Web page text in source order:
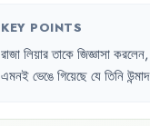
KEY POINTS
রাজালিয়ারতাকেজিজ্ঞাসাকরলেন,
এমনইভেঙেগিয়েছেযেতিনিউন্মাদ